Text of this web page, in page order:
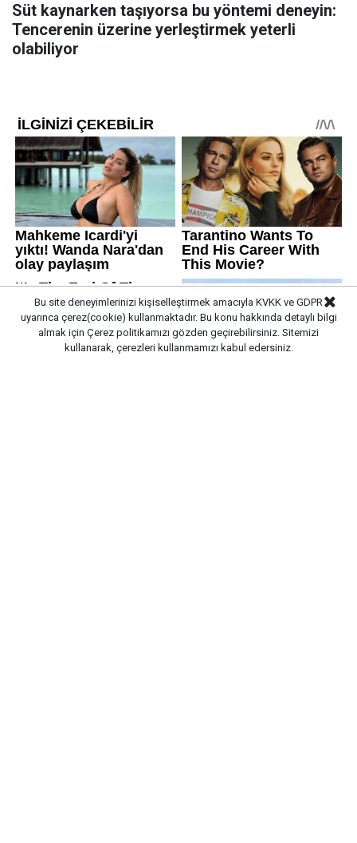
Süt kaynarken taşıyorsa bu yöntemi deneyin:
Tencerenin üzerine yerleştirmek yeterli
olabiliyor
Bu site deneyimlerinizi kişiselleştirmek amacıyla KVKK ve GDPR
uyarınca çerez(cookie) kullanmaktadır. Bu konu hakkında detaylı bilgi
almak için Çerez politikamızı gözden geçirebilirsiniz. Sitemizi
kullanarak, çerezleri kullanmamızı kabul edersiniz.